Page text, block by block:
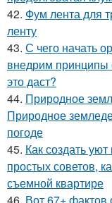
42. Фум лента для
ленту
43. С чего начать
внедрим принципы
это даст?
44. Природное
Природное
погоде
45. Как создать
простых советов,
съемной квартире